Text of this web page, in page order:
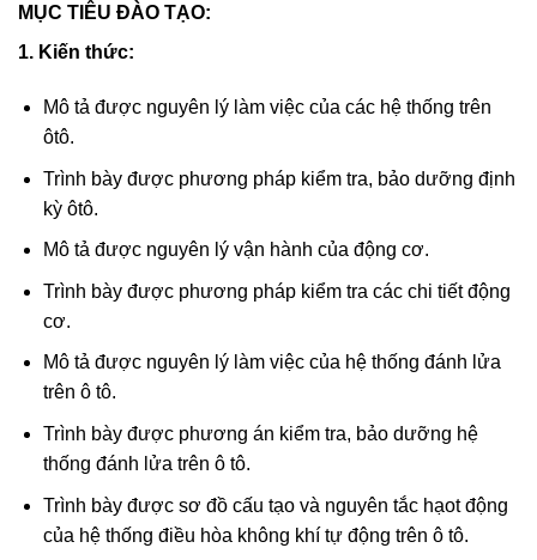
MỤC TIÊU ĐÀO TẠO:
1. Kiến thức:
Mô tả được nguyên lý làm việc của các hệ thống trên
ôtô.
Trình bày được phương pháp kiểm tra, bảo dưỡng định
kỳ ôtô.
Mô tả được nguyên lý vận hành của động cơ.
Trình bày được phương pháp kiểm tra các chi tiết động
cơ.
Mô tả được nguyên lý làm việc của hệ thống đánh lửa
trên ô tô.
Trình bày được phương án kiểm tra, bảo dưỡng hệ
thống đánh lửa trên ô tô.
Trình bày được sơ đồ cấu tạo và nguyên tắc hạot động
của hệ thống điều hòa không khí tự động trên ô tô.